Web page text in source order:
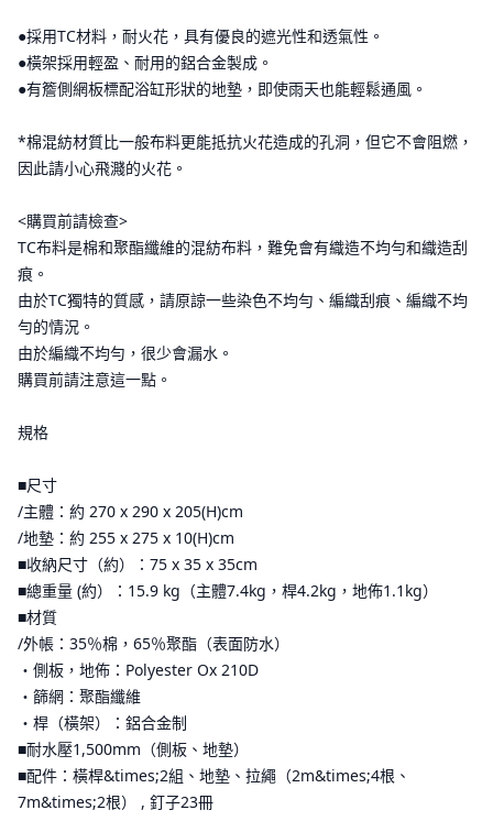
●採用TC材料，耐火花，具有優良的遮光性和透氣性。
●橫架採用輕盈、耐用的鋁合金製成。
●有簷側網板標配浴缸形狀的地墊，即使雨天也能輕鬆通風。
*棉混紡材質比一般布料更能抵抗火花造成的孔洞，但它不會阻燃，
因此請小心飛濺的火花。
<購買前請檢查>
TC布料是棉和聚酯纖維的混紡布料，難免會有織造不均勻和織造刮
痕。
由於TC獨特的質感，請原諒一些染色不均勻、編織刮痕、編織不均
勻的情況。
由於編織不均勻，很少會漏水。
購買前請注意這一點。
規格
■尺寸
/主體：約 270 x 290 x 205(H)cm
/地墊：約 255 x 275 x 10(H)cm
■收納尺寸（約）：75 x 35 x 35cm
■總重量 (約）：15.9 kg（主體7.4kg，桿4.2kg，地佈1.1kg）
■材質
/外帳：35％棉，65％聚酯（表面防水）
・側板，地佈：Polyester Ox 210D
・篩網：聚酯纖維
・桿（橫架）：鋁合金制
■耐水壓1,500mm（側板、地墊）
■配件：橫桿&times;2組、地墊、拉繩（2m&times;4根、
7m&times;2根） , 釘子23冊